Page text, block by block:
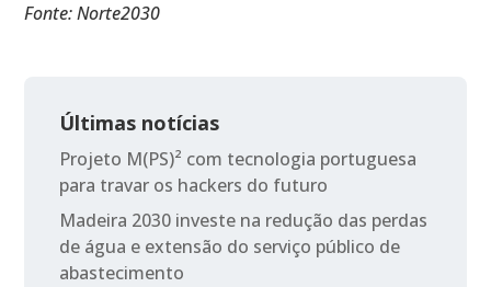
Fonte: Norte2030
Últimas notícias
Projeto M(PS)² com tecnologia portuguesa
para travar os hackers do futuro
Madeira 2030 investe na redução das perdas
de água e extensão do serviço público de
abastecimento